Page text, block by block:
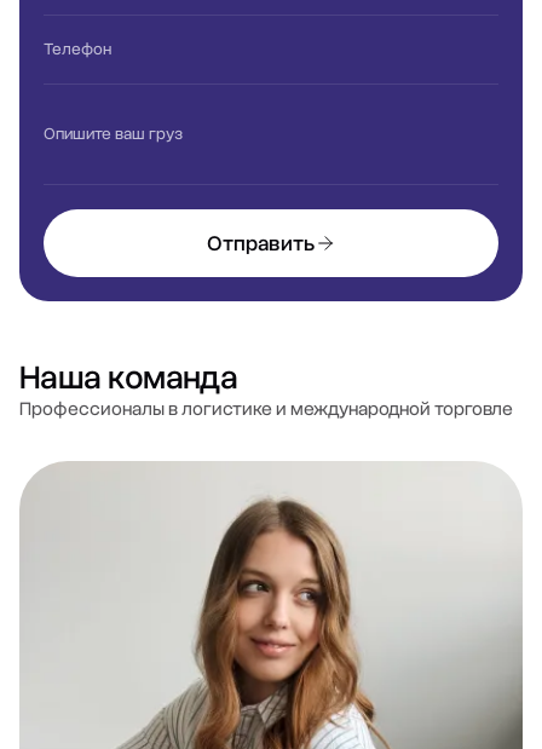
Телефон
Опишите ваш груз
Отправить
Наша команда
Профессионалы в логистике и международной торговле